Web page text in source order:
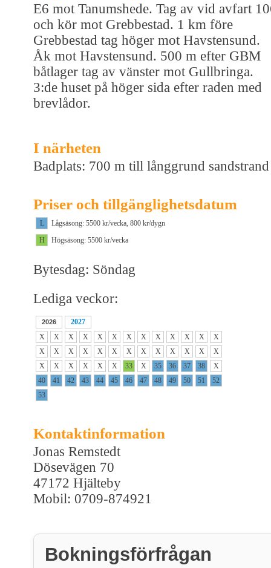
E6 mot Tanumshede. Tag av vid avfart
och kör mot Grebbestad. 1 km före
Grebbestad tag höger mot Havstensund.
Åk mot Havstensund. 500 m efter GBM
båtlager tag av vänster mot Gullbringa.
3:de huset på höger sida efter raden med
brevlådor.
I närheten
Badplats: 700 m till långgrund sandstrand
Priser och tillgänglighetsdatum
L
Lågsäsong: 5500 kr/vecka, 800 kr/dygn
H
Högsäsong: 5500 kr/vecka
Bytesdag: Söndag
Lediga veckor:
2026
2027
X
X X X X X X X X X X X
X
X
X X X X X X X X X X X
X
X
X X X X X 33 X 35 36 37 38
X
40
41 42 43 44 45 46 47 48 49 50 51
52
53
Kontaktinformation
Jonas Remstedt
Dösevägen 70
47172 Hjälteby
Mobil: 0709-874921
Bokningsförfrågan